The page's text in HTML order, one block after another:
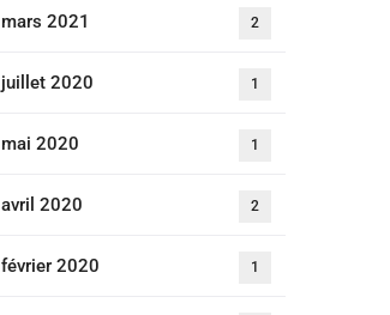
mars 2021 2
juillet 2020 1
mai 2020 1
avril 2020 2
février 2020 1